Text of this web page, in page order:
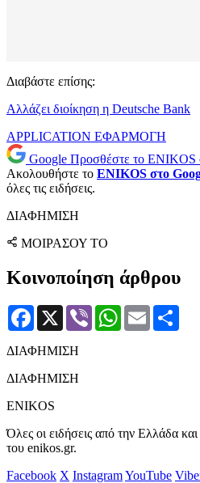
Διαβάστε επίσης:
Αλλάζει διοίκηση η Deutsche Bank
APPLICATION ΕΦΑΡΜΟΓΗ
Google Προσθέστε το ENIKOS
Ακολουθήστε το ENIKOS στο
όλες τις ειδήσεις.
ΔΙΑΦΗΜΙΣΗ
ΜΟΙΡΑΣΟΥ ΤΟ
Κοινοποίηση άρθρου
Facebook
X Viber WhatsApp
Email
ΔΙΑΦΗΜΙΣΗ
ΔΙΑΦΗΜΙΣΗ
ENIKOS
Όλες οι ειδήσεις από την Ελλάδα
του enikos.gr.
Facebook X InstagramYouTube